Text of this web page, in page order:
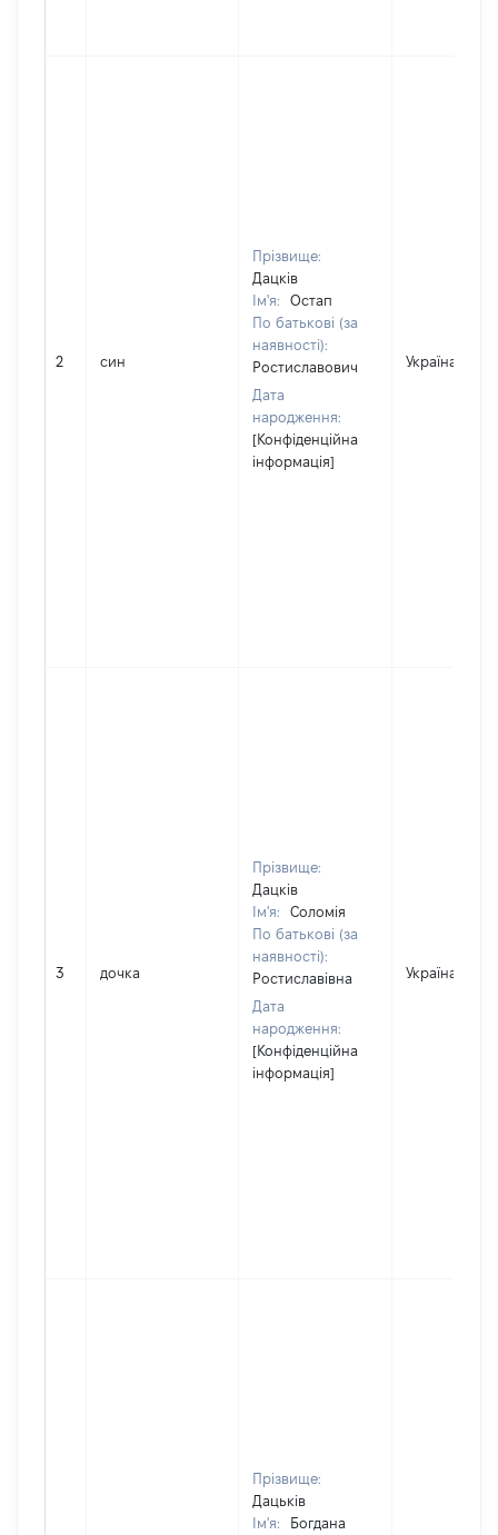
2 син
Прізвище:
Дацків
Ім'я:
Остап
По батькові (за
наявності):
Ростиславович
Дата
народження:
[Конфіденційна
інформація]
Україна
3 дочка
Прізвище:
Дацків
Ім'я:
Соломія
По батькові (за
наявності):
Ростиславівна
Дата
народження:
[Конфіденційна
інформація]
Україна
Прізвище:
Дацьків
Ім'я:
Богдана